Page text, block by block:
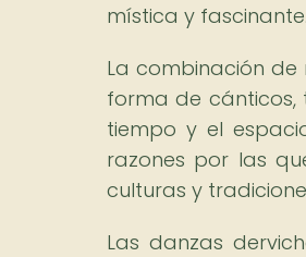
mística y fascinante.
La combinación
forma de cánticos,
tiempo y el
razones por las
culturas y
Las danzas